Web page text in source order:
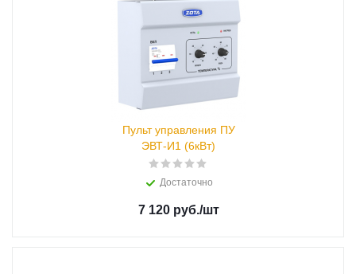
Пульт управления ПУ
ЭВТ-И1 (6кВт)
Достаточно
7 120 руб./шт